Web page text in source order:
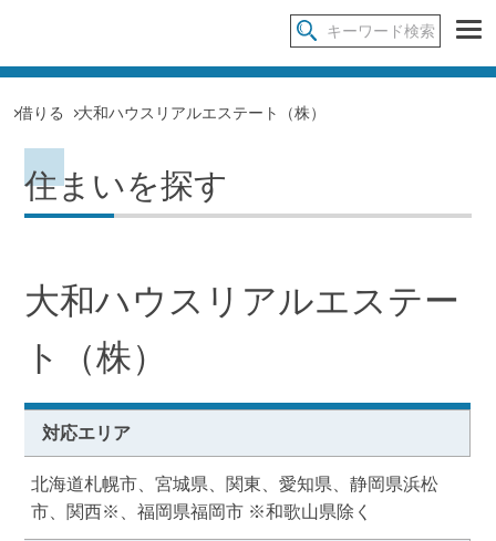
借りる 大和ハウスリアルエステート（株）
住まいを探す
大和ハウスリアルエステー
ト（株）
対応エリア
北海道札幌市、宮城県、関東、愛知県、静岡県浜松
市、関西※、福岡県福岡市 ※和歌山県除く